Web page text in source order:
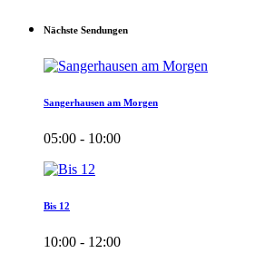
Nächste Sendungen
Sangerhausen am Morgen
05:00 - 10:00
Bis 12
10:00 - 12:00